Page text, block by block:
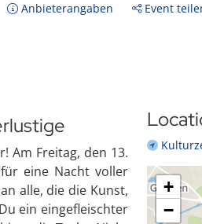
Anbieterangaben Event
Am Freitag, den 13.
eine Nacht voller
alle, die die Kunst,
ein eingefleischter
+
−